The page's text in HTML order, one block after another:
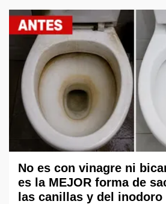
No es con vinagre ni
es la MEJOR forma de
las canillas y del inodoro